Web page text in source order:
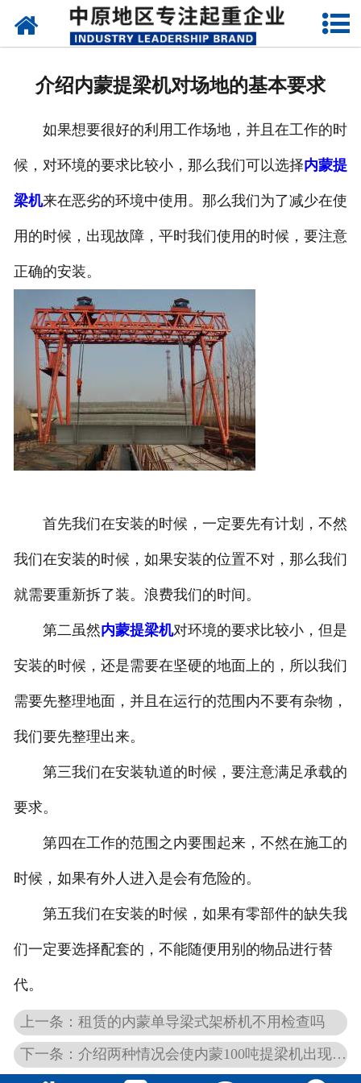
网站首页
企业视频
介绍内蒙提梁机对场地的基本要求
如果想要很好的利用工作场地，并且在工作的时
候，对环境的要求比较小，那么我们可以选择内蒙提
梁机来在恶劣的环境中使用。那么我们为了减少在使
用的时候，出现故障，平时我们使用的时候，要注意
正确的安装。
首先我们在安装的时候，一定要先有计划，不然
我们在安装的时候，如果安装的位置不对，那么我们
就需要重新拆了装。浪费我们的时间。
第二虽然内蒙提梁机对环境的要求比较小，但是
安装的时候，还是需要在坚硬的地面上的，所以我们
需要先整理地面，并且在运行的范围内不要有杂物，
我们要先整理出来。
第三我们在安装轨道的时候，要注意满足承载的
要求。
第四在工作的范围之内要围起来，不然在施工的
时候，如果有外人进入是会有危险的。
第五我们在安装的时候，如果有零部件的缺失我
们一定要选择配套的，不能随便用别的物品进行替
代。
上一条：租赁的内蒙单导梁式架桥机不用检查吗
下一条：介绍两种情况会使内蒙100吨提梁机出现问题